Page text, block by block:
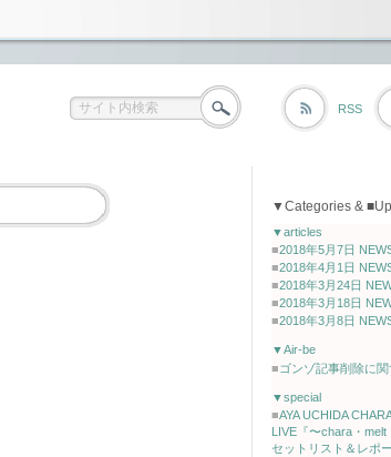
RSS
▼Categories &
▼articles
■2018年5月7日
■2018年4月1日
■2018年3月24日
■2018年3月18日
■2018年3月8日
▼Air-be
■ゴンゾ記事削除に
▼special
■AYA UCHIDA
LIVE『〜chara・
セットリスト＆レポ